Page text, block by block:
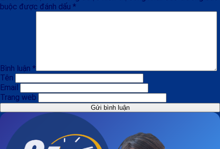
buộc được đánh dấu *
Bình luận *
Tên
Email
Trang web